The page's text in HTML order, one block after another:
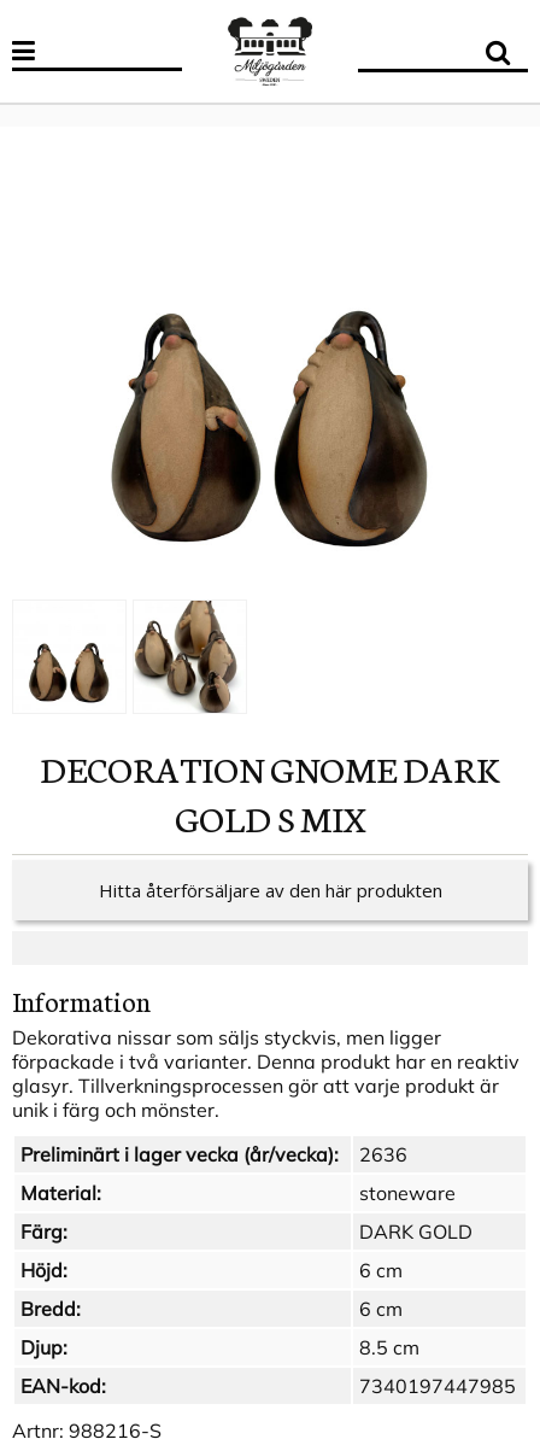
DECORATION GNOME DARK
GOLD S MIX
Hitta återförsäljare av den här produkten
Information
Dekorativa nissar som säljs styckvis, men ligger
förpackade i två varianter. Denna produkt har en reaktiv
glasyr. Tillverkningsprocessen gör att varje produkt är
unik i färg och mönster.
Preliminärt i lager vecka (år/vecka):
2636
Material:
stoneware
Färg:
DARK GOLD
Höjd:
6 cm
Bredd:
6 cm
Djup:
8.5 cm
EAN-kod:
7340197447985
Artnr: 988216-S